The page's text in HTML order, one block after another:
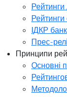
Рейтинги
Рейтинги
ІДКР
Прес-
Принципи
Основні